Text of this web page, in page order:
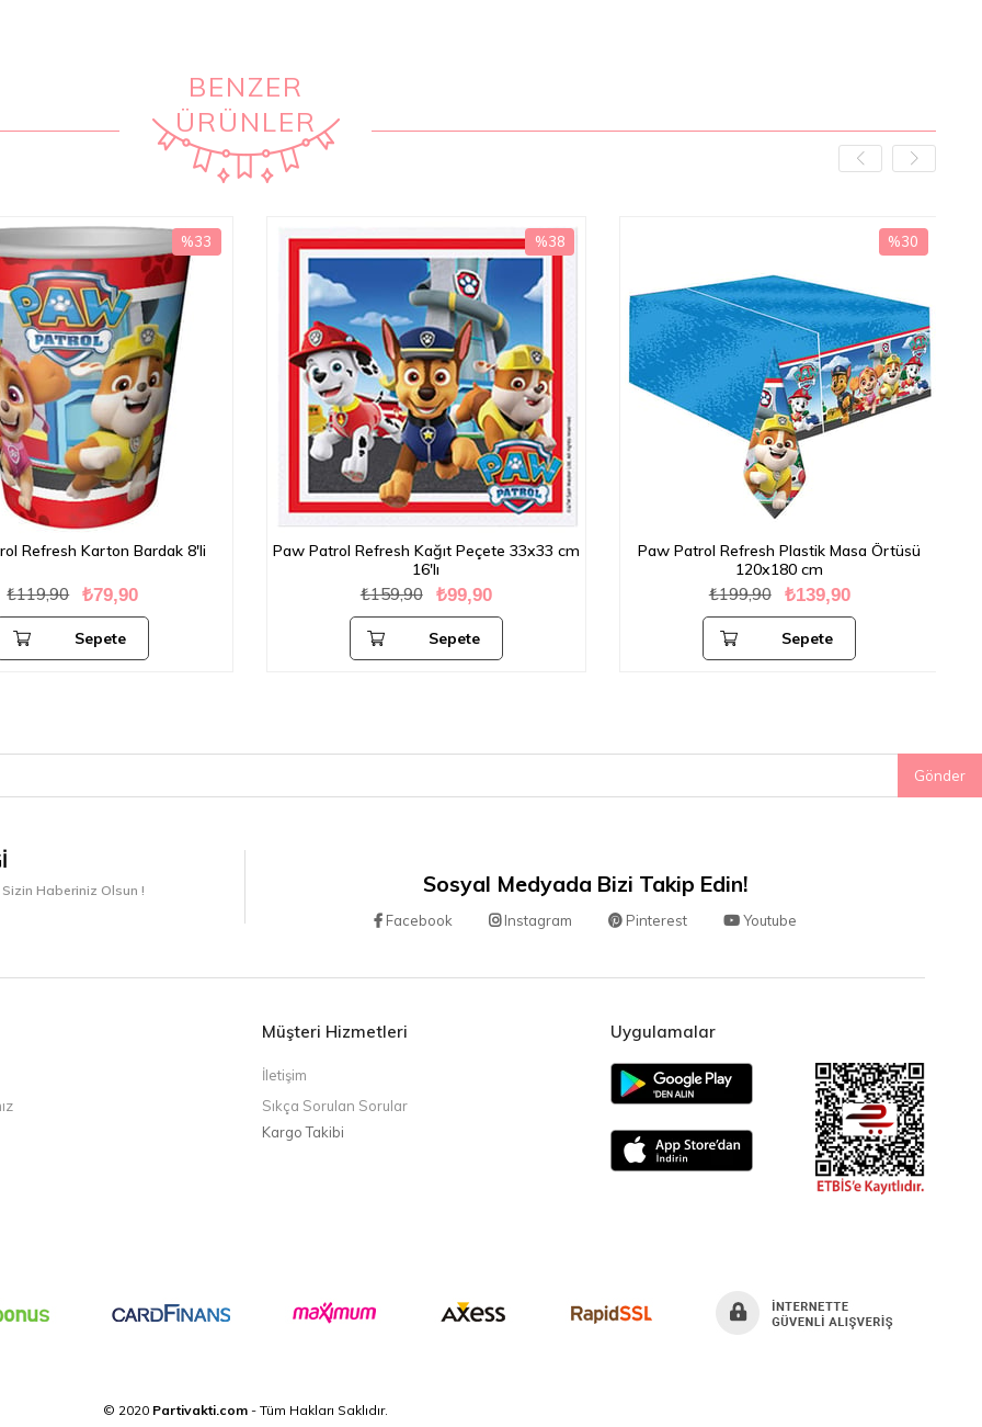
BENZER
ÜRÜNLER
Refresh Karton Bardak 8'li
₺79,90
₺119,90
Sepete
%33
İndirim
%33İndirim
Paw Patrol Refresh Kağıt Peçete 33x33 cm
16'lı
₺99,90
₺159,90
Sepete
%38
%38İndirim
Paw Patrol Refresh Plastik Masa Örtüsü
120x180 cm
₺139,90
₺199,90
Sepete
%30
%30İndirim
Gönder
Haberiniz Olsun ! Sosyal Medyada Bizi Takip Edin!
Facebook Instagram Pinterest Youtube
Müşteri Hizmetleri
İletişim
Sıkça Sorulan Sorular
Kargo Takibi
Uygulamalar
© 2020 Partivakti.com - Tüm Hakları Saklıdır.